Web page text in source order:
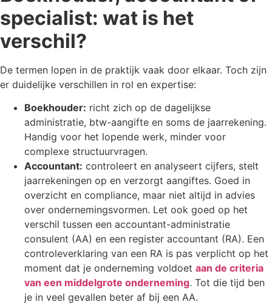
specialist: wat is het
verschil?
De termen lopen in de praktijk vaak door elkaar. Toch zijn
er duidelijke verschillen in rol en expertise:
Boekhouder: richt zich op de dagelijkse
administratie, btw-aangifte en soms de jaarrekening.
Handig voor het lopende werk, minder voor
complexe structuurvragen.
Accountant: controleert en analyseert cijfers, stelt
jaarrekeningen op en verzorgt aangiftes. Goed in
overzicht en compliance, maar niet altijd in advies
over ondernemingsvormen. Let ook goed op het
verschil tussen een accountant-administratie
consulent (AA) en een register accountant (RA). Een
controleverklaring van een RA is pas verplicht op het
moment dat je onderneming voldoet aan de criteria
van een middelgrote onderneming. Tot die tijd ben
je in veel gevallen beter af bij een AA.